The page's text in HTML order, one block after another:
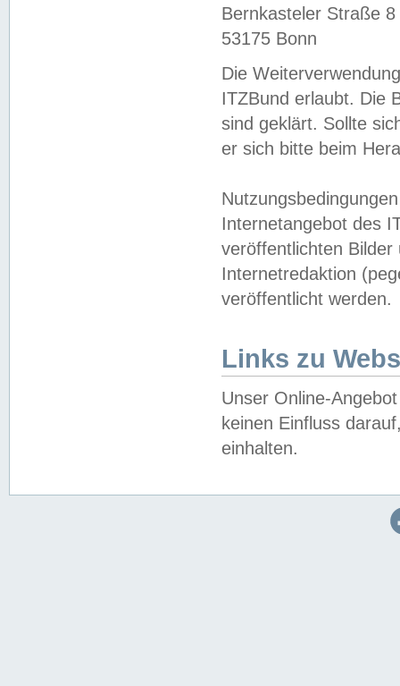
Bernkasteler Straße 8
53175 Bonn
Die
ITZBund erlaubt. Die
sind geklärt. Sollte
er sich bitte beim
Internetangebot des
veröffentlichten
Internetredaktion
veröffentlicht werden.
Links zu
Unser Online-
keinen Einfluss
einhalten.